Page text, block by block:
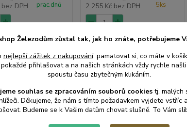
bez DPH
prac.dnů
do košíku
2 255 Kč bez DPH
5ks
Přidat do košíku
Železodům zůstal tak, jak ho znáte, potřebujeme
nejlepší zážitek z nakupování, pamatovat si, co máte v
přihlašovat a na našich stránkách vždy rychle
spoustu času zbytečným klikáním.
souhlas se zpracováním souborů cookies tj. malých
Děkujeme, že nám s tímto požadavkem vyjdete vstříc
Budeme se k Vašim datům chovat slušně. To Vám